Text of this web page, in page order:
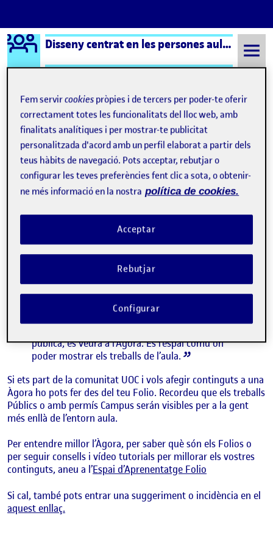
Saltar al contingut
Logo Ágora Disseny centrat en les persones aula 2
Semestre 20222 - Aula 2 Què és una Àgora?
Què és una Àgora?
Visibilitat:
Públic-Data de publicació
17 Set. 20198 setembre, 2021 3:32 pm
Hola! :D Aquesta pàgina de presentació s’ha generat
Una Àgora pertany a una aula de la UOC i recull
els continguts que els i les estudiants publiquen
als seus espais personals, anomenats Folios. Si
els i les companyes publiquen una activitat,
l’associen a una activitat de l’aula i li donen
pública, es veurà a l’Àgora. És l’espai comú on
poder mostrar els treballs de l’aula.
Si ets part de la comunitat UOC i vols afegir continguts a una
Àgora ho pots fer des del teu Folio. Recordeu que els treballs
Públics o amb permís Campus serán visibles per a la gent
més enllà de l’entorn aula.
Per entendre millor l’Àgora, per saber què són els Folios o
per seguir consells i vídeo tutorials per millorar els vostres
continguts, aneu a l’Espai d’Aprenentatge Folio
Si cal, també pots entrar una suggeriment o incidència en el
aquest enllaç.
Fem servircookies pròpies i de tercers per poder-te oferir
correctament totes les funcionalitats del lloc web, amb
finalitats analítiques i per mostrar-te publicitat
personalitzada d'acord amb un perfil elaborat a partir dels
teus hàbits de navegació. Pots acceptar, rebutjar o
configurar les teves preferències fent clic a sota, o obtenir-
ne més informació en la nostra política de cookies.
Rebutjar
Acceptar
Configurar